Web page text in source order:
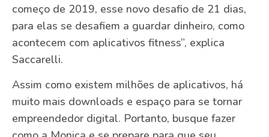
começo de 2019, esse novo desafio de 21 dias,
para elas se desafiem a guardar dinheiro, como
acontecem com aplicativos fitness”, explica
Saccarelli.
Assim como existem milhões de aplicativos, há
muito mais downloads e espaço para se tornar
empreendedor digital. Portanto, busque fazer